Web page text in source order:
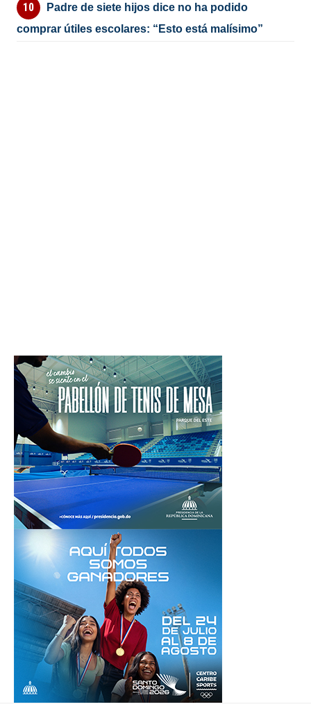
Padre de siete hijos dice no ha podido
comprar útiles escolares: “Esto está malísimo”